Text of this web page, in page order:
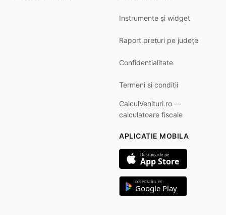
Instrumente și widget
Raport prețuri pe județe
Confidentialitate
Termeni si conditii
CalculVenituri.ro —
calculatoare fiscale
APLICATIE MOBILA
Descarca de pe
App Store
DISPONIBIL PE
Google Play